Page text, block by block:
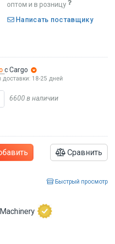
оптом и в розницу
Написать поставщику
с Cargo
доставки: 18-25 дней
6600 в наличии
Сравнить
Быстрый просмотр